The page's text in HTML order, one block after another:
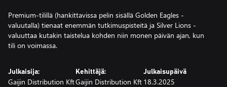
Premium-tilillä (hankittavissa pelin sisällä Golden Eagles -
valuutalla) tienaat enemmän tutkimuspisteitä ja Silver Lions -
valuuttaa kutakin taistelua kohden niin monen päivän ajan, kun
tili on voimassa.
Julkaisija:
Gaijin Distribution Kft
Kehittäjä:
Gaijin Distribution Kft
Julkaisupäivä
18.3.2025